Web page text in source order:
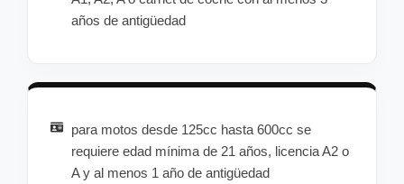
años de antigüedad
para motos desde 125cc hasta 600cc se
requiere edad mínima de 21 años, licencia A2 o
A y al menos 1 año de antigüedad